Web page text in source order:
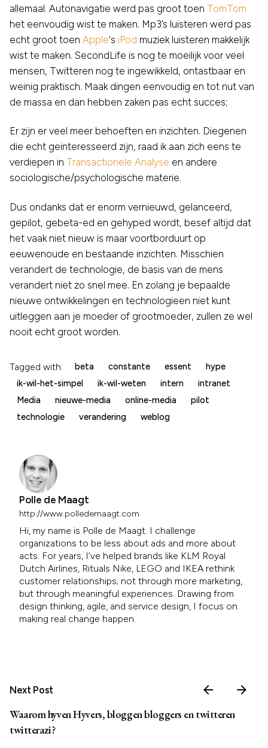
allemaal. Autonavigatie werd pas groot toen TomTom
het eenvoudig wist te maken. Mp3’s luisteren werd pas
echt groot toen Apple‘s iPod muziek luisteren makkelijk
wist te maken. SecondLife is nog te moeilijk voor veel
mensen, Twitteren nog te ingewikkeld, ontastbaar en
weinig praktisch. Maak dingen eenvoudig en tot nut van
de massa en dan hebben zaken pas echt succes;
Er zijn er veel meer behoeften en inzichten. Diegenen
die echt geinteresseerd zijn, raad ik aan zich eens te
verdiepen in Transactionele Analyse en andere
sociologische/psychologische materie.
Dus ondanks dat er enorm vernieuwd, gelanceerd,
gepilot, gebeta-ed en gehyped wordt, besef altijd dat
het vaak niet nieuw is maar voortborduurt op
eeuwenoude en bestaande inzichten. Misschien
verandert de technologie, de basis van de mens
verandert niet zo snel mee. En zolang je bepaalde
nieuwe ontwikkelingen en technologieen niet kunt
uitleggen aan je moeder of grootmoeder, zullen ze wel
nooit echt groot worden.
Tagged with: beta constante essent
hype
ik-wil-het-simpel
ik-wil-weten intern
intranet
Media
nieuwe-media online-media
pilot
technologie
verandering weblog
Polle de Maagt
http://www.polledemaagt.com
Hi, my name is Polle de Maagt. I challenge
organizations to be less about ads and more about
acts. For years, I’ve helped brands like KLM Royal
Dutch Airlines, Rituals Nike, LEGO and IKEA rethink
customer relationships; not through more marketing,
but through meaningful experiences. Drawing from
design thinking, agile, and service design, I focus on
making real change happen.
Next Post
Waarom hyven Hyvers, bloggen bloggers en twitteren
twitterazi?